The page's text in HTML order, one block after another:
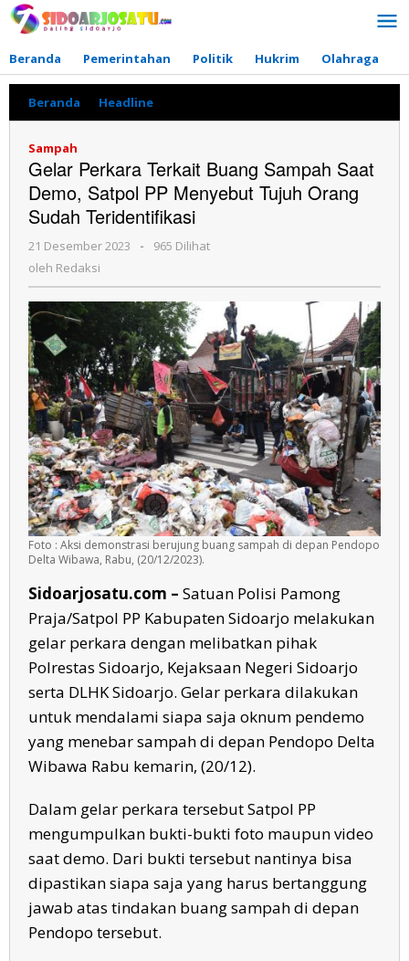
Lewati
ke
Beranda
Pemerintahan Politik Hukrim Olahraga
Beranda Headline
Perkara
Sampah
Saat
Satpol
PP
Orang
Sudah
Teridentifikasi
Sampah
Gelar Perkara Terkait Buang Sampah Saat
Demo, Satpol PP Menyebut Tujuh Orang
Sudah Teridentifikasi
21 Desember 2023
oleh
-
965 Dilihat
oleh Redaksi
Foto : Aksi demonstrasi berujung buang sampah di depan Pendopo
Delta Wibawa, Rabu, (20/12/2023).
Sidoarjosatu.com – Satuan Polisi Pamong
Praja/Satpol PP Kabupaten Sidoarjo melakukan
gelar perkara dengan melibatkan pihak
Polrestas Sidoarjo, Kejaksaan Negeri Sidoarjo
serta DLHK Sidoarjo. Gelar perkara dilakukan
untuk mendalami siapa saja oknum pendemo
yang menebar sampah di depan Pendopo Delta
Wibawa Rabu kemarin, (20/12).
Dalam gelar perkara tersebut Satpol PP
mengumpulkan bukti-bukti foto maupun video
saat demo. Dari bukti tersebut nantinya bisa
dipastikan siapa saja yang harus bertanggung
jawab atas tindakan buang sampah di depan
Pendopo tersebut.